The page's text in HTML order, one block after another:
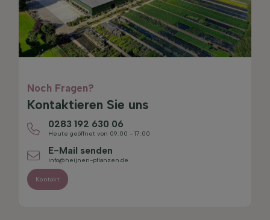
Noch Fragen?
Kontaktieren Sie uns
0283 192 630 06
Heute geöffnet von 09:00 - 17:00
E-Mail senden
info@heijnen-pflanzen.de
Kontakt